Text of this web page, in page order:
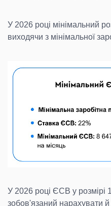
У 2026 році мінімальний
виходячи з мінімальної
У 2026 році ЄСВ у розмірі
зобов'язаний нарахувати й